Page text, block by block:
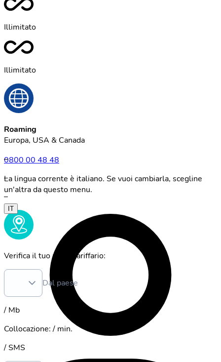
0800 00 48 48
La lingua corrente è italiano. Se vuoi cambiarla, scegline
un'altra da questo menu.
IT
Illimitato
Illimitato
Roaming
Europa, USA & Canada
–
–
–
Verifica il tuo piano tariffario:
Dal paese
/ Mb
Collocazione:/ min.
/ SMS